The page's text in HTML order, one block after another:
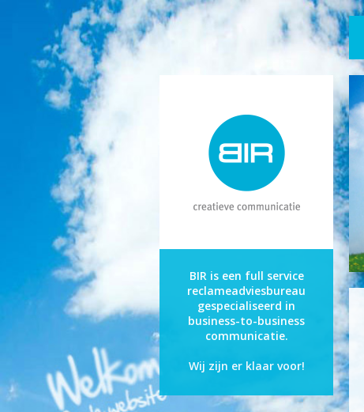
BIR is een full service
reclame­adviesbureau
gespecialiseerd in
business-to-business
communicatie.
Wij zijn er klaar voor!